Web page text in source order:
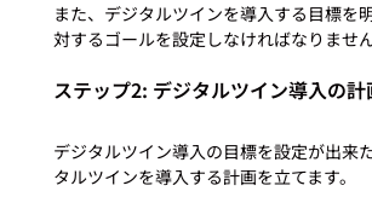
また、デジタルツインを導入する目標を
ステップ2: デジタルツイン導入の
デジタルツイン導入の目標を設定が出来
タルツインを導入する計画を立てます。